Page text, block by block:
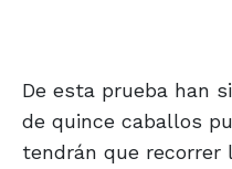
De esta prueba han
de quince caballos
tendrán que recorrer